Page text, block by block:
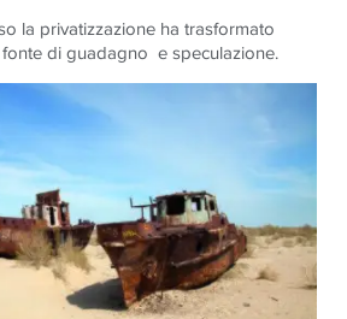
la privatizzazione ha trasformato
di guadagno e speculazione.